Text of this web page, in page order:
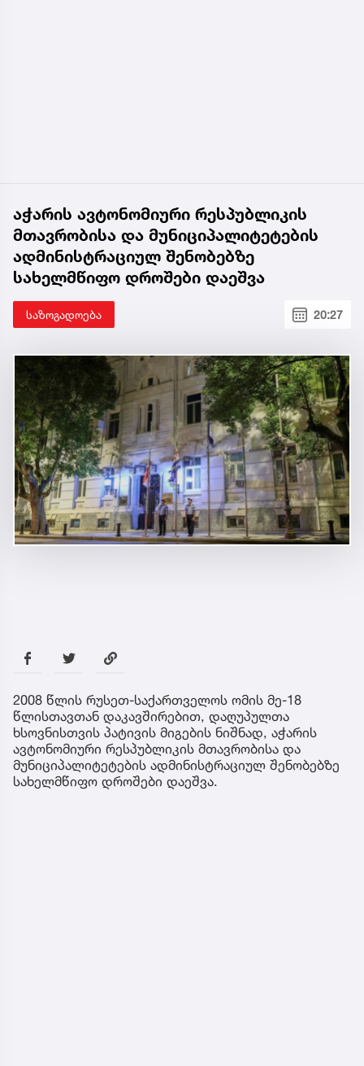
აჭარის ავტონომიური რესპუბლიკის
მთავრობისა და მუნიციპალიტეტების
ადმინისტრაციულ შენობებზე
სახელმწიფო დროშები დაეშვა
საზოგადოება 20:27
2008 წლის რუსეთ-საქართველოს ომის მე-18
წლისთავთან დაკავშირებით, დაღუპულთა
ხსოვნისთვის პატივის მიგების ნიშნად, აჭარის
ავტონომიური რესპუბლიკის მთავრობისა და
მუნიციპალიტეტების ადმინისტრაციულ შენობებზე
სახელმწიფო დროშები დაეშვა.